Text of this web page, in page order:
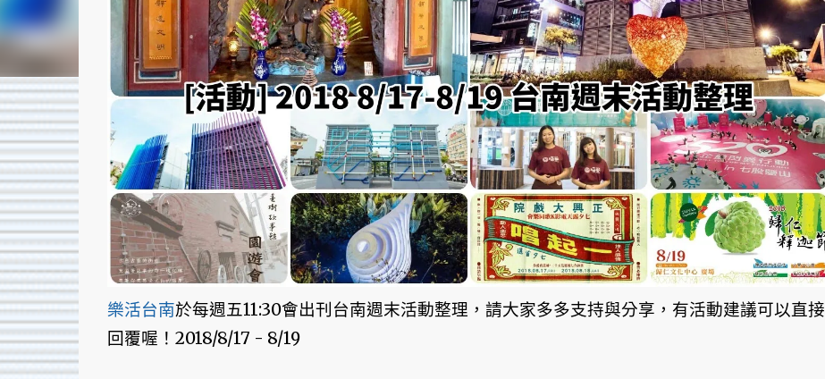
樂活台南於每週五11:30會出刊台南週末活動整理，請大家多多支持與分享，有活動建議可以直接
回覆喔！2018/8/17 - 8/19